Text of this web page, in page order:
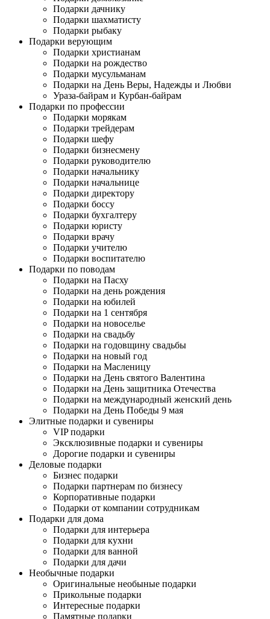
Подарки дачнику
Подарки шахматисту
Подарки рыбаку
Подарки верующим
Подарки христианам
Подарки на рождество
Подарки мусульманам
Подарки на День Веры, Надежды и Любви
Ураза-байрам и Курбан-байрам
Подарки по профессии
Подарки морякам
Подарки трейдерам
Подарки шефу
Подарки бизнесмену
Подарки руководителю
Подарки начальнику
Подарки начальнице
Подарки директору
Подарки боссу
Подарки бухгалтеру
Подарки юристу
Подарки врачу
Подарки учителю
Подарки воспитателю
Подарки по поводам
Подарки на Пасху
Подарки на день рождения
Подарки на юбилей
Подарки на 1 сентября
Подарки на новоселье
Подарки на свадьбу
Подарки на годовщину свадьбы
Подарки на новый год
Подарки на Масленицу
Подарки на День святого Валентина
Подарки на День защитника Отечества
Подарки на международный женский день
Подарки на День Победы 9 мая
Элитные подарки и сувениры
VIP подарки
Эксклюзивные подарки и сувениры
Дорогие подарки и сувениры
Деловые подарки
Бизнес подарки
Подарки партнерам по бизнесу
Корпоративные подарки
Подарки от компании сотрудникам
Подарки для дома
Подарки для интерьера
Подарки для кухни
Подарки для ванной
Подарки для дачи
Необычные подарки
Оригинальные необыные подарки
Прикольные подарки
Интересные подарки
Памятные подарки